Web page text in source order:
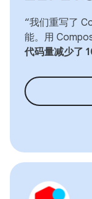
“我们重写了
能。用
代码量减少了